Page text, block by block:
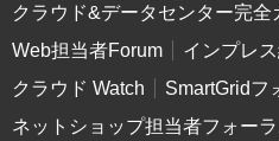
クラウド&データセンター完全
Web担当者Forum
インプレ
クラウド Watch
SmartGridフ
ネットショップ担当者フォーラ